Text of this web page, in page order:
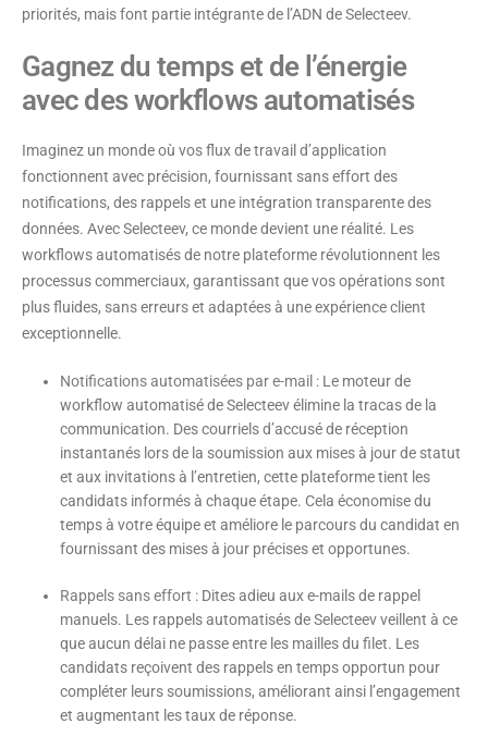
priorités, mais font partie intégrante de l’ADN de Selecteev.
Gagnez du temps et de l’énergie
avec des workflows automatisés
Imaginez un monde où vos flux de travail d’application
fonctionnent avec précision, fournissant sans effort des
notifications, des rappels et une intégration transparente des
données. Avec Selecteev, ce monde devient une réalité. Les
workflows automatisés de notre plateforme révolutionnent les
processus commerciaux, garantissant que vos opérations sont
plus fluides, sans erreurs et adaptées à une expérience client
exceptionnelle.
Notifications automatisées par e-mail : Le moteur de
workflow automatisé de Selecteev élimine la tracas de la
communication. Des courriels d’accusé de réception
instantanés lors de la soumission aux mises à jour de statut
et aux invitations à l’entretien, cette plateforme tient les
candidats informés à chaque étape. Cela économise du
temps à votre équipe et améliore le parcours du candidat en
fournissant des mises à jour précises et opportunes.
Rappels sans effort : Dites adieu aux e-mails de rappel
manuels. Les rappels automatisés de Selecteev veillent à ce
que aucun délai ne passe entre les mailles du filet. Les
candidats reçoivent des rappels en temps opportun pour
compléter leurs soumissions, améliorant ainsi l’engagement
et augmentant les taux de réponse.